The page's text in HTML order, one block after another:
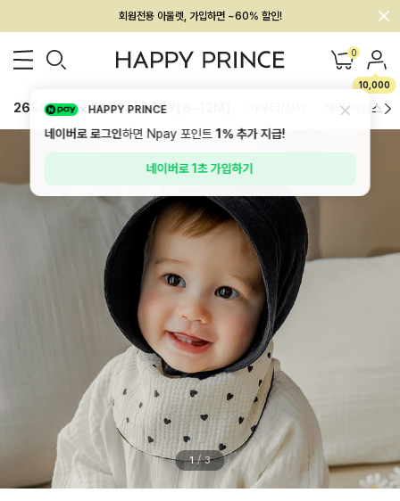
회원전용 아울렛, 가입하면 ~60% 할인!
멤버십 최대 28,000원 혜택 0
10,000
26SS 신상 BEST BABY[6~12M] 하의/레깅스
1 / 3
HAPPY PRINCE
네이버로 로그인하면 Npay 포인트1%추가 지급!
네이버로 1초 가입하기